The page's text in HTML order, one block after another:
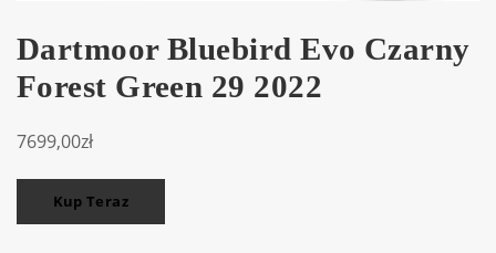
Dartmoor Bluebird Evo Czarny
Forest Green 29 2022
7699,00zł
Kup Teraz